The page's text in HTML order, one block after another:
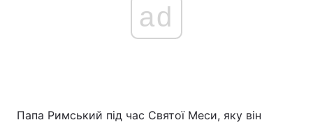
ad
Папа Римський під час Святої Меси, яку він